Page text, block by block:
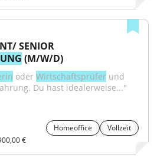
(M/W/D)
oder Wirtschaftsprüfer und
Du hast idealerweise..."
Homeoffice
Vollzeit
€